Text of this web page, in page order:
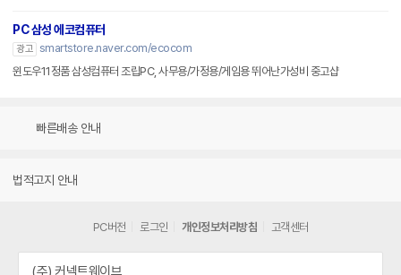
PC 삼성 에코컴퓨터
광고 smartstore.naver.com/ecocom
윈도우11정품 삼성컴퓨터 조립PC, 사무용/가정용/게임용 뛰어난가성비 중고샵
빠른배송 안내
법적고지 안내
PC버전 로그인 개인정보처리방침 고객센터
(주) 커넥트웨이브